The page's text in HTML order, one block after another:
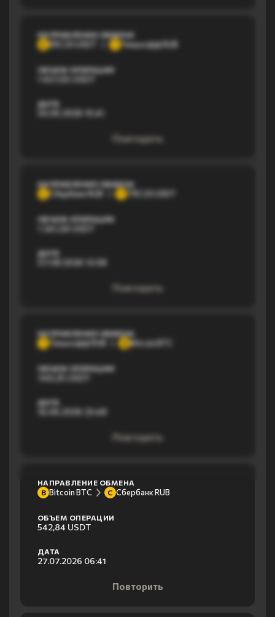
НАПРАВЛЕНИЕ ОБМЕНА
ERC20 USDT Тинькофф RUB
ОБЪЕМ ОПЕРАЦИИ
ДАТА
30.05.2026 15:41
Повторить
НАПРАВЛЕНИЕ ОБМЕНА
Сбербанк RUB
ОБЪЕМ ОПЕРАЦИИ
ДАТА
07.08.2026 13:08
Повторить
НАПРАВЛЕНИЕ ОБМЕНА
Т
Тинькофф RUB Bitcoin BTC
ОБЪЕМ ОПЕРАЦИИ
ДАТА
16.06.2026 23:48
Повторить
НАПРАВЛЕНИЕ ОБМЕНА
B Bitcoin BTC С Сбербанк RUB
ОБЪЕМ ОПЕРАЦИИ
542,84 USDT
ДАТА
27.07.2026 06:41
Повторить